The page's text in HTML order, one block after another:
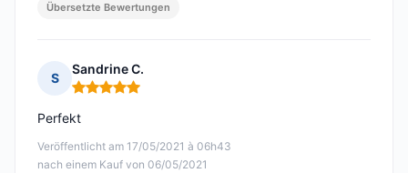
Übersetzte Bewertungen
S
Sandrine C.
Hinweis: 5 von 5
Veröffentlicht am 17/05/2021 à 06h43
nach einem Kauf von 06/05/2021
Perfekt